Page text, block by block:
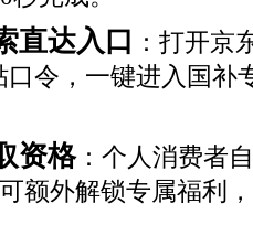
直达入口
：打开京
口令，一键进入国补
资格：个人消费者
额外解锁专属福利